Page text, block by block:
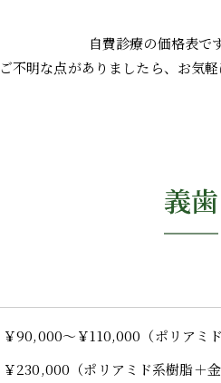
自費診療の価格表で
ご不明な点がありましたら、 お気
義歯
￥90,000～￥110,000（ポリアミド
￥230,000（ポリアミド系樹脂＋金